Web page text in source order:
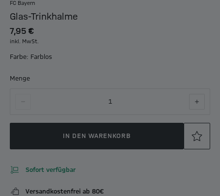
FC Bayern
Glas-Trinkhalme
7,95 €
inkl. MwSt.
Farbe: Farblos
Menge
1
IN DEN WARENKORB
Sofort verfügbar
Versandkostenfrei ab 80€